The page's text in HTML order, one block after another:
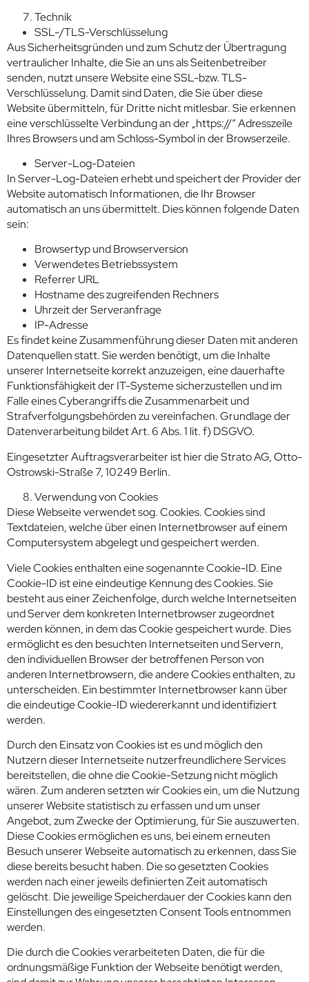
Technik
SSL-/TLS-Verschlüsselung
Aus Sicherheitsgründen und zum Schutz der Übertragung
vertraulicher Inhalte, die Sie an uns als Seitenbetreiber
senden, nutzt unsere Website eine SSL-bzw. TLS-
Verschlüsselung. Damit sind Daten, die Sie über diese
Website übermitteln, für Dritte nicht mitlesbar. Sie erkennen
eine verschlüsselte Verbindung an der „https://“ Adresszeile
Ihres Browsers und am Schloss-Symbol in der Browserzeile.
Server-Log-Dateien
In Server-Log-Dateien erhebt und speichert der Provider der
Website automatisch Informationen, die Ihr Browser
automatisch an uns übermittelt. Dies können folgende Daten
sein:
Browsertyp und Browserversion
Verwendetes Betriebssystem
Referrer URL
Hostname des zugreifenden Rechners
Uhrzeit der Serveranfrage
IP-Adresse
Es findet keine Zusammenführung dieser Daten mit anderen
Datenquellen statt. Sie werden benötigt, um die Inhalte
unserer Internetseite korrekt anzuzeigen, eine dauerhafte
Funktionsfähigkeit der IT-Systeme sicherzustellen und im
Falle eines Cyberangriffs die Zusammenarbeit und
Strafverfolgungsbehörden zu vereinfachen. Grundlage der
Datenverarbeitung bildet Art. 6 Abs. 1 lit. f) DSGVO.
Eingesetzter Auftragsverarbeiter ist hier die Strato AG, Otto-
Ostrowski-Straße 7, 10249 Berlin.
Verwendung von Cookies
Diese Webseite verwendet sog. Cookies. Cookies sind
Textdateien, welche über einen Internetbrowser auf einem
Computersystem abgelegt und gespeichert werden.
Viele Cookies enthalten eine sogenannte Cookie-ID. Eine
Cookie-ID ist eine eindeutige Kennung des Cookies. Sie
besteht aus einer Zeichenfolge, durch welche Internetseiten
und Server dem konkreten Internetbrowser zugeordnet
werden können, in dem das Cookie gespeichert wurde. Dies
ermöglicht es den besuchten Internetseiten und Servern,
den individuellen Browser der betroffenen Person von
anderen Internetbrowsern, die andere Cookies enthalten, zu
unterscheiden. Ein bestimmter Internetbrowser kann über
die eindeutige Cookie-ID wiedererkannt und identifiziert
werden.
Durch den Einsatz von Cookies ist es und möglich den
Nutzern dieser Internetseite nutzerfreundlichere Services
bereitstellen, die ohne die Cookie-Setzung nicht möglich
wären. Zum anderen setzten wir Cookies ein, um die Nutzung
unserer Website statistisch zu erfassen und um unser
Angebot, zum Zwecke der Optimierung, für Sie auszuwerten.
Diese Cookies ermöglichen es uns, bei einem erneuten
Besuch unserer Webseite automatisch zu erkennen, dass Sie
diese bereits besucht haben. Die so gesetzten Cookies
werden nach einer jeweils definierten Zeit automatisch
gelöscht. Die jeweilige Speicherdauer der Cookies kann den
Einstellungen des eingesetzten Consent Tools entnommen
werden.
Die durch die Cookies verarbeiteten Daten, die für die
ordnungsmäßige Funktion der Webseite benötigt werden,